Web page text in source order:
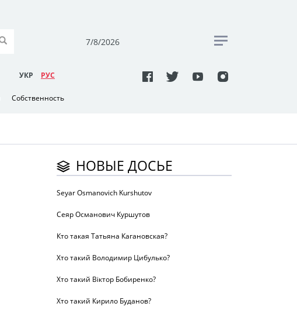
7/8/2026
УКР РУC
Собственность
НОВЫЕ ДОСЬЕ
Seyar Osmanovich Kurshutov
Сеяр Османович Куршутов
Кто такая Татьяна Кагановская?
Хто такий Володимир Цибулько?
Хто такий Віктор Бобиренко?
Хто такий Кирило Буданов?